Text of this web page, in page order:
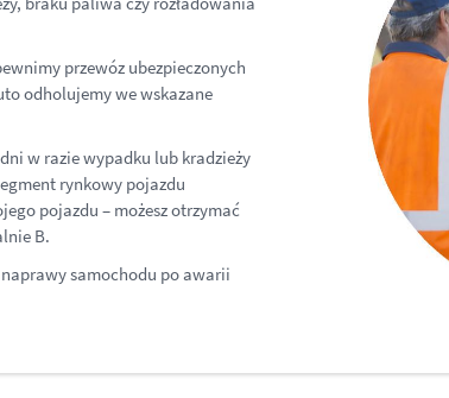
przewóz ubezpieczonych
odholujemy we wskazane
w razie wypadku lub kradzieży
rynkowy pojazdu
pojazdu – możesz otrzymać
B.
naprawy samochodu po awarii